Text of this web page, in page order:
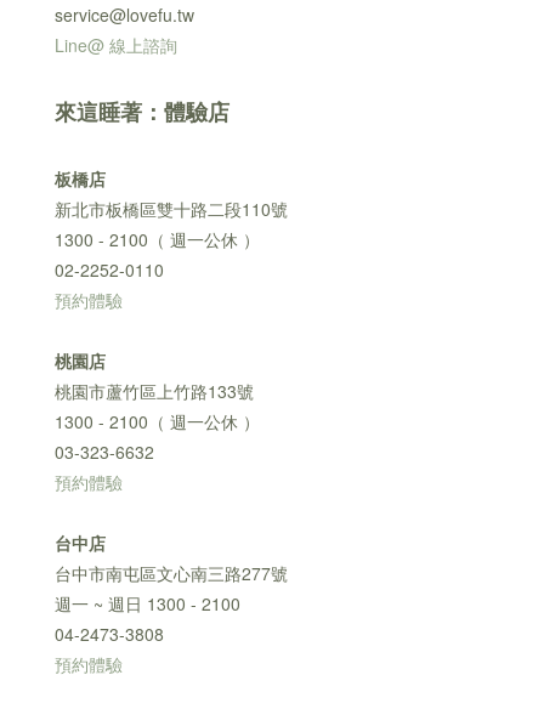
service@lovefu.tw
Line@ 線上諮詢
來這睡著：體驗店
板橋店
新北市板橋區雙十路二段110號
1300 - 2100（ 週一公休 ）
02-2252-0110
預約體驗
桃園店
桃園市蘆竹區上竹路133號
1300 - 2100（ 週一公休 ）
03-323-6632
預約體驗
台中店
台中市南屯區文心南三路277號
週一 ~ 週日 1300 - 2100
04-2473-3808
預約體驗